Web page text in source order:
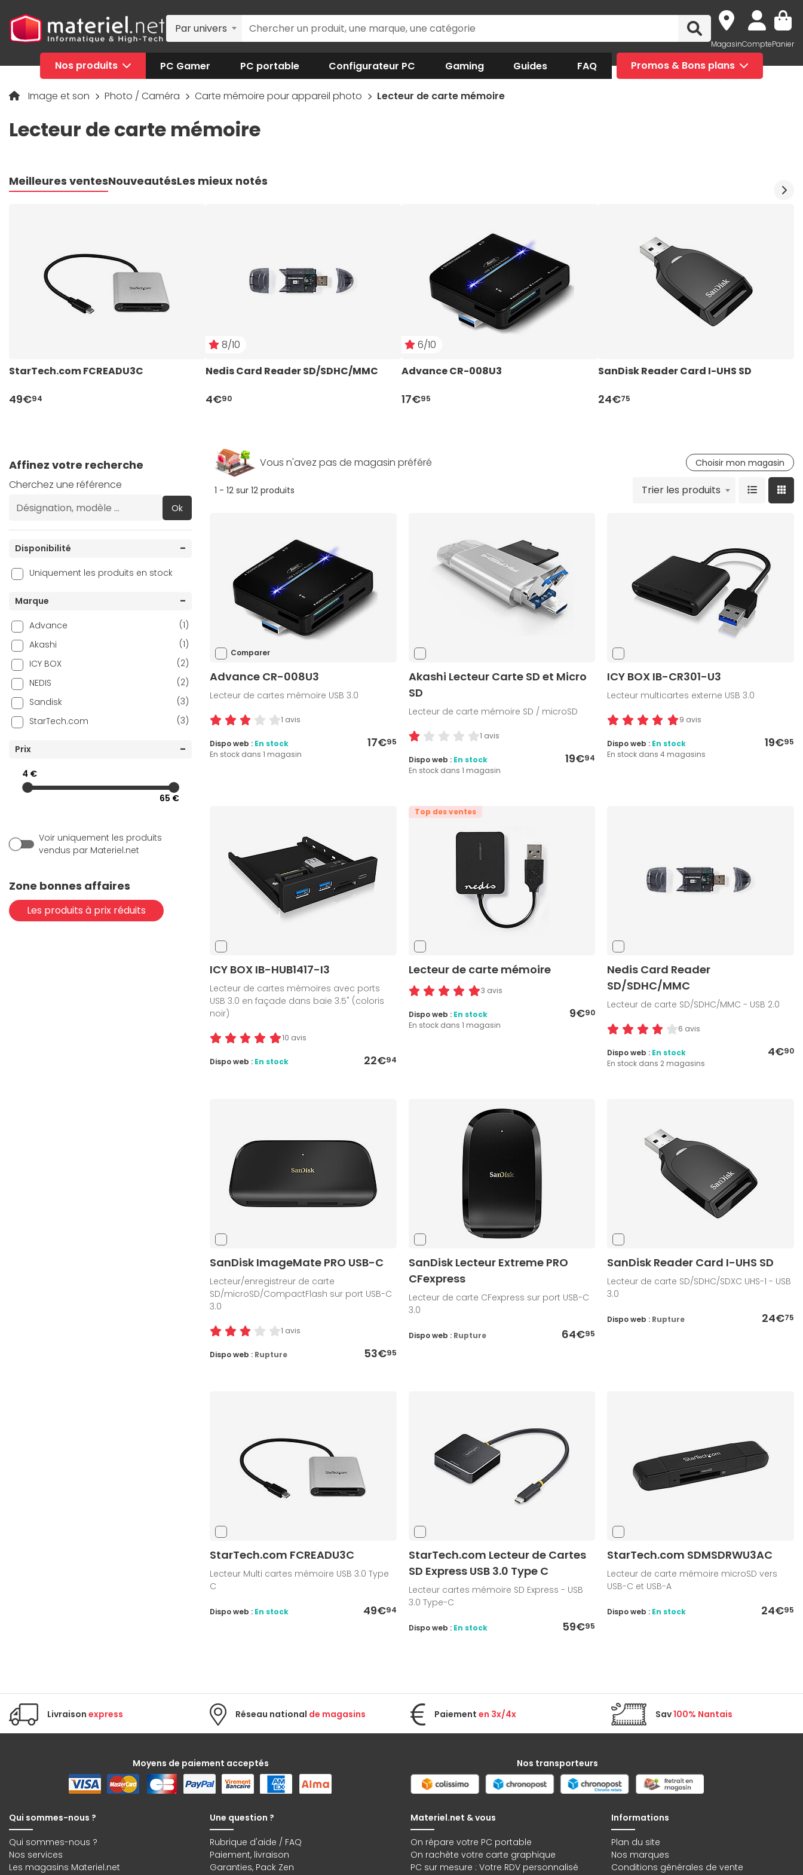
Par univers
MagasinComptePanier
Nos produits PC Gamer PC portable Configurateur PC Gaming Guides FAQ Promos & Bons plans
Image et son Photo / Caméra Carte mémoire pour appareil photo Lecteur de carte mémoire
Lecteur de carte mémoire
Meilleures ventesNouveautésLes mieux notés
StarTech.com FCREADU3C
49€94
8/10
Nedis Card Reader SD/SDHC/MMC
4€90
6/10
Advance CR-008U3
17€95
SanDisk Reader Card I-UHS SD
24€75
Affinez votre recherche
Cherchez une référence
Ok
Disponibilité
Uniquement les produits en stock
Marque
Advance
(1)
Akashi
(1)
ICY BOX
(2)
NEDIS
(2)
Sandisk
(3)
StarTech.com
(3)
Prix
4 €
65 €
Voir uniquement les produits
vendus par Materiel.net
Zone bonnes affaires
Les produits à prix réduits
Vous n'avez pas de magasin préféré Choisir mon magasin
1 - 12 sur 12 produits Trier les produits
Comparer
Advance CR-008U3
Lecteur de cartes mémoire USB 3.0
1 avis
17€95
Dispo web : En stock
En stock dans 1 magasin
Akashi Lecteur Carte SD et Micro
SD
Lecteur de carte mémoire SD / microSD
1 avis
19€94
Dispo web : En stock
En stock dans 1 magasin
ICY BOX IB-CR301-U3
Lecteur multicartes externe USB 3.0
9 avis
19€95
Dispo web : En stock
En stock dans 4 magasins
ICY BOX IB-HUB1417-I3
Lecteur de cartes mémoires avec ports
USB 3.0 en façade dans baie 3.5" (coloris
noir)
10 avis
22€94
Dispo web : En stock
Top des ventes
Lecteur de carte mémoire
3 avis
9€90
Dispo web : En stock
En stock dans 1 magasin
Nedis Card Reader
SD/SDHC/MMC
Lecteur de carte SD/SDHC/MMC - USB 2.0
6 avis
4€90
Dispo web : En stock
En stock dans 2 magasins
SanDisk ImageMate PRO USB-C
Lecteur/enregistreur de carte
SD/microSD/CompactFlash sur port USB-C
3.0
1 avis
53€95
Dispo web : Rupture
SanDisk Lecteur Extreme PRO
CFexpress
Lecteur de carte CFexpress sur port USB-C
3.0
64€95
Dispo web : Rupture
SanDisk Reader Card I-UHS SD
Lecteur de carte SD/SDHC/SDXC UHS-1 - USB
3.0
24€75
Dispo web : Rupture
StarTech.com FCREADU3C
Lecteur Multi cartes mémoire USB 3.0 Type
C
49€94
Dispo web : En stock
StarTech.com Lecteur de Cartes
SD Express USB 3.0 Type C
Lecteur cartes mémoire SD Express - USB
3.0 Type-C
59€95
Dispo web : En stock
StarTech.com SDMSDRWU3AC
Lecteur de carte mémoire microSD vers
USB-C et USB-A
24€95
Dispo web : En stock
Livraison express Réseau national de magasins Paiement en 3x/4x Sav100% Nantais
Moyens de paiement acceptés Nos transporteurs
Qui sommes-nous ?
Qui sommes-nous ?
Nos services
Les magasins Materiel.net
Une question ?
Rubrique d'aide / FAQ
Paiement, livraison
Garanties, Pack Zen
Materiel.net & vous
On répare votre PC portable
On rachète votre carte graphique
PC sur mesure : Votre RDV personnalisé
Informations
Plan du site
Nos marques
Conditions générales de vente